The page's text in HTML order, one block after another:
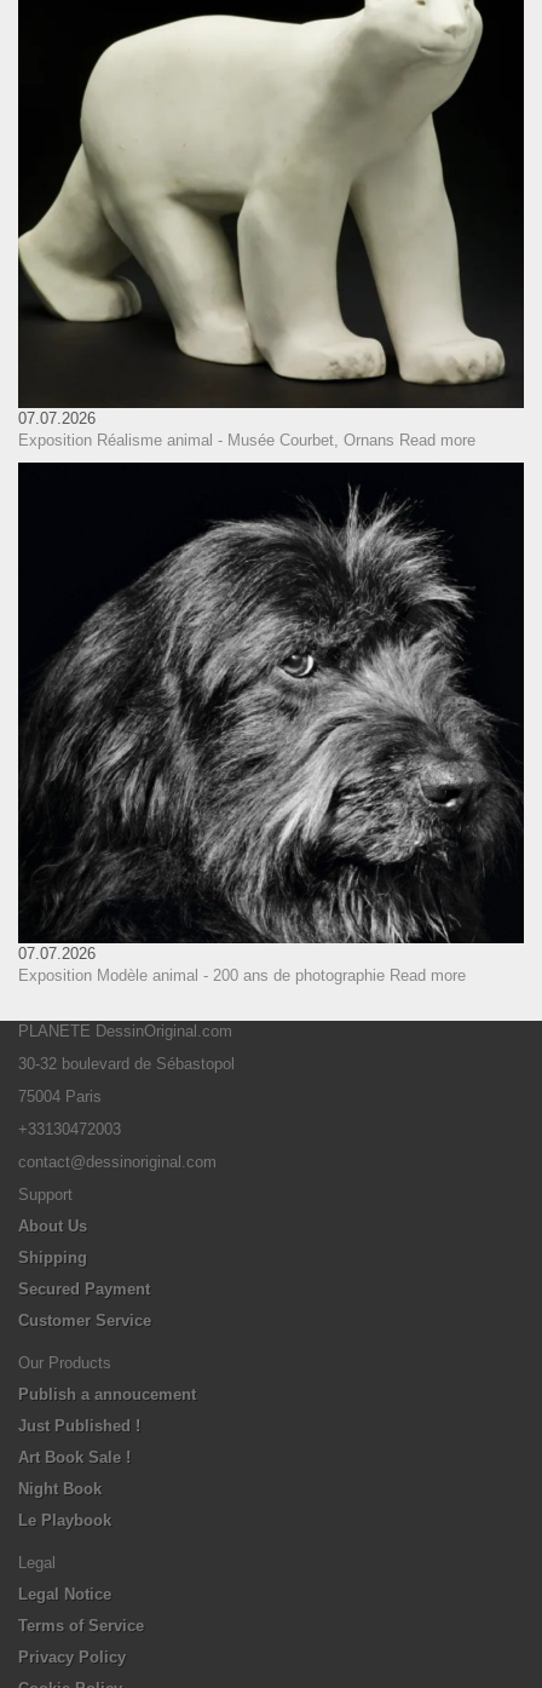
07.07.2026
Exposition Réalisme animal - Musée Courbet, Ornans Read more
07.07.2026
Exposition Modèle animal - 200 ans de photographie Read more
PLANETE DessinOriginal.com
30-32 boulevard de Sébastopol
75004 Paris
+33130472003
contact@dessinoriginal.com
Support
About Us
Shipping
Secured Payment
Customer Service
Our Products
Publish a annoucement
Just Published !
Art Book Sale !
Night Book
Le Playbook
Legal
Legal Notice
Terms of Service
Privacy Policy